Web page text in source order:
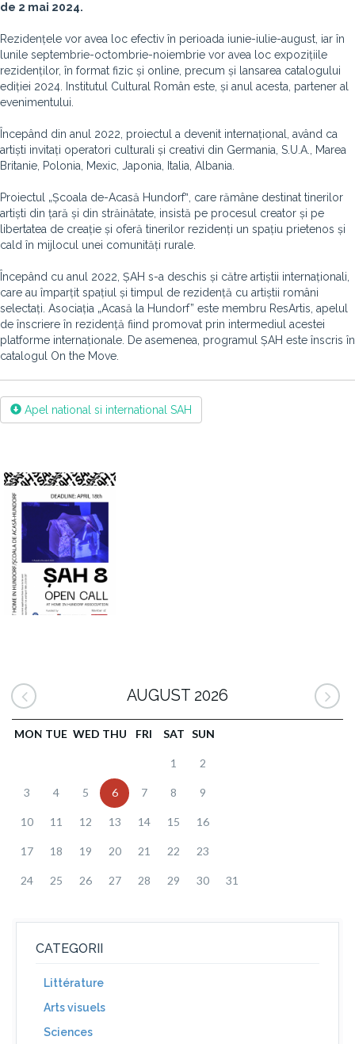
de 2 mai 2024.
Rezidențele vor avea loc efectiv în perioada iunie-iulie-august, iar în
lunile septembrie-octombrie-noiembrie vor avea loc expozițiile
rezidenților, în format fizic și online, precum și lansarea catalogului
ediției 2024. Institutul Cultural Român este, și anul acesta, partener al
evenimentului.
Începând din anul 2022, proiectul a devenit internațional, având ca
artiști invitați operatori culturali și creativi din Germania, S.U.A., Marea
Britanie, Polonia, Mexic, Japonia, Italia, Albania.
Proiectul „Școala de-Acasă Hundorfˮ, care rămâne destinat tinerilor
artiști din țară și din străinătate, insistă pe procesul creator și pe
libertatea de creație și oferă tinerilor rezidenți un spațiu prietenos și
cald în mijlocul unei comunități rurale.
Începând cu anul 2022, ȘAH s-a deschis și către artiștii internaționali,
care au împarțit spațiul și timpul de rezidență cu artiștii români
selectați. Asociația „Acasă la Hundorf” este membru ResArtis, apelul
de înscriere în rezidență fiind promovat prin intermediul acestei
platforme internaționale. De asemenea, programul ȘAH este înscris în
catalogul On the Move.
Apel national si international SAH
AUGUST 2026
MON TUE WED THU FRI SAT SUN
1 2
3 4 5 6 7 8 9
10 11 12 13 14 15 16
17 18 19 20 21 22 23
24 25 26 27 28 29 30 31
CATEGORII
Littérature
Arts visuels
Sciences